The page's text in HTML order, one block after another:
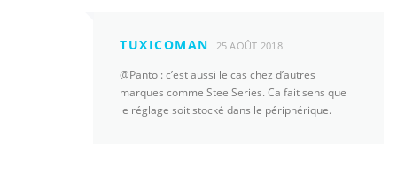
TUXICOMAN 25 AOÛT 2018
@Panto : c’est aussi le cas chez d’autres
marques comme SteelSeries. Ca fait sens que
le réglage soit stocké dans le périphérique.